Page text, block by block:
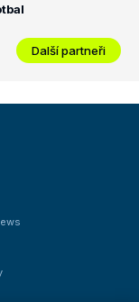
Další partneři